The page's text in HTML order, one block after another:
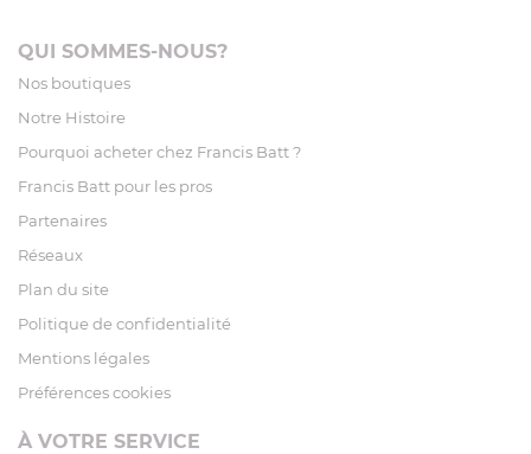
QUI SOMMES-NOUS?
Nos boutiques
Notre Histoire
Pourquoi acheter chez Francis Batt ?
Francis Batt pour les pros
Partenaires
Réseaux
Plan du site
Politique de confidentialité
Mentions légales
Préférences cookies
À VOTRE SERVICE